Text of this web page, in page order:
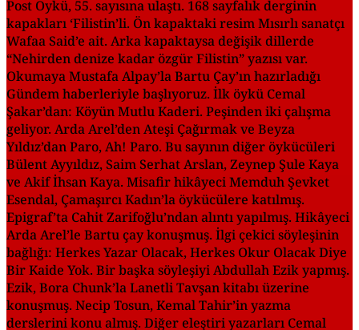
Post Öykü, 55. sayısına ulaştı. 168 sayfalık derginin
kapakları ‘Filistin’li. Ön kapaktaki resim Mısırlı sanatçı
Wafaa Said’e ait. Arka kapaktaysa değişik dillerde
“Nehirden denize kadar özgür Filistin” yazısı var.
Okumaya Mustafa Alpay’la Bartu Çay’ın hazırladığı
Gündem haberleriyle başlıyoruz. İlk öykü Cemal
Şakar’dan: Köyün Mutlu Kaderi. Peşinden iki çalışma
geliyor. Arda Arel’den Ateşi Çağırmak ve Beyza
Yıldız’dan Paro, Ah! Paro. Bu sayının diğer öykücüleri
Bülent Ayyıldız, Saim Serhat Arslan, Zeynep Şule Kaya
ve Akif İhsan Kaya. Misafir hikâyeci Memduh Şevket
Esendal, Çamaşırcı Kadın’la öykücülere katılmış.
Epigraf’ta Cahit Zarifoğlu’ndan alıntı yapılmış. Hikâyeci
Arda Arel’le Bartu çay konuşmuş. İlgi çekici söyleşinin
bağlığı: Herkes Yazar Olacak, Herkes Okur Olacak Diye
Bir Kaide Yok. Bir başka söyleşiyi Abdullah Ezik yapmış.
Ezik, Bora Chunk’la Lanetli Tavşan kitabı üzerine
konuşmuş. Necip Tosun, Kemal Tahir’in yazma
derslerini konu almış. Diğer eleştiri yazarları Cemal